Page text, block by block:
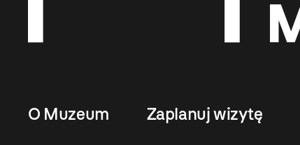
O Muzeum Zaplanuj wizytę